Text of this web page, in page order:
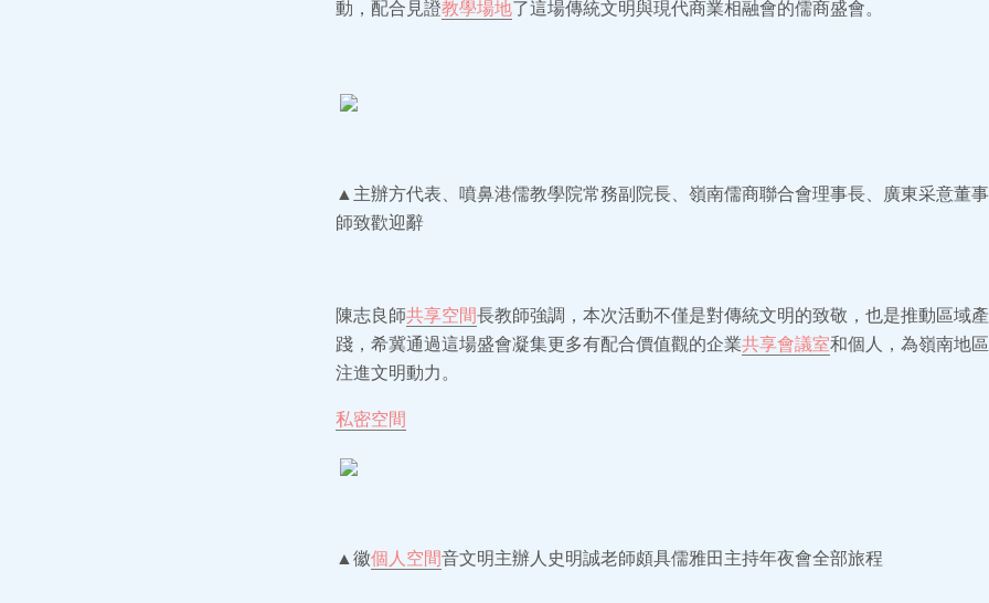
動，配合見證教學場地了這場傳統文明與現代商業相融會的儒商盛會。
▲主辦方代表、噴鼻港儒教學院常務副院長、嶺南儒商聯合會理事長、廣東采意董
師致歡迎辭
陳志良師共享空間長教師強調，本次活動不僅是對傳統文明的致敬，也是推動區域
踐，希冀通過這場盛會凝集更多有配合價值觀的企業共享會議室和個人，為嶺南地
注進文明動力。
私密空間
▲徽個人空間音文明主辦人史明誠老師頗具儒雅田主持年夜會全部旅程